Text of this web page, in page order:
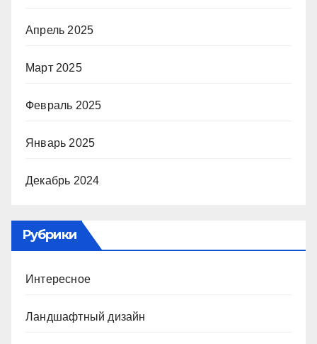
Апрель 2025
Март 2025
Февраль 2025
Январь 2025
Декабрь 2024
Рубрики
Интересное
Ландшафтный дизайн